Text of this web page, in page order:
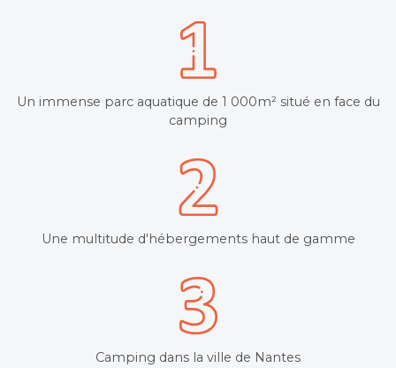
Un immense parc aquatique de 1 000m² situé en face du
camping
Une multitude d'hébergements haut de gamme
Camping dans la ville de Nantes